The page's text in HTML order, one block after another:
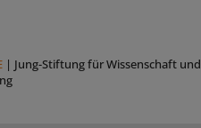
| Jung-Stiftung für Wissenschaft und